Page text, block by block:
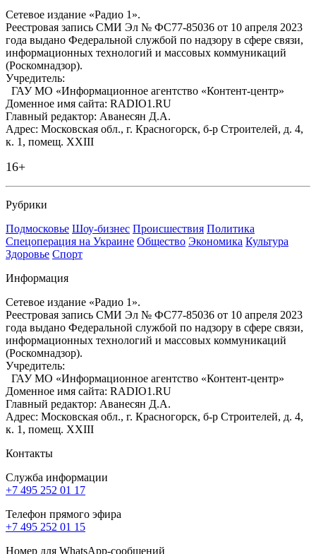
Сетевое издание «Радио 1».
Реестровая запись СМИ Эл № ФС77-85036 от 10 апреля 2023
года выдано Федеральной службой по надзору в сфере связи,
информационных технологий и массовых коммуникаций
(Роскомнадзор).
Учредитель:
ГАУ МО «Информационное агентство «Контент-центр»
Доменное имя сайта: RADIO1.RU
Главный редактор: Аванесян Д.А.
Адрес: Московская обл., г. Красногорск, б-р Строителей, д. 4,
к. 1, помещ. XXIII
16+
Рубрики
Подмосковье Шоу-бизнес Происшествия Политика
Спецоперация на Украине Общество Экономика Культура
Здоровье Спорт
Информация
Сетевое издание «Радио 1».
Реестровая запись СМИ Эл № ФС77-85036 от 10 апреля 2023
года выдано Федеральной службой по надзору в сфере связи,
информационных технологий и массовых коммуникаций
(Роскомнадзор).
Учредитель:
ГАУ МО «Информационное агентство «Контент-центр»
Доменное имя сайта: RADIO1.RU
Главный редактор: Аванесян Д.А.
Адрес: Московская обл., г. Красногорск, б-р Строителей, д. 4,
к. 1, помещ. XXIII
Контакты
Служба информации
+7 495 252 01 17
Телефон прямого эфира
+7 495 252 01 15
Номер для WhatsApp-сообщений